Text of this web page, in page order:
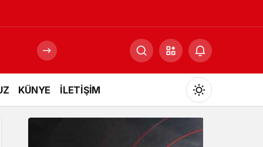
KÜNYE İLETİŞİM
Mod
değiştir